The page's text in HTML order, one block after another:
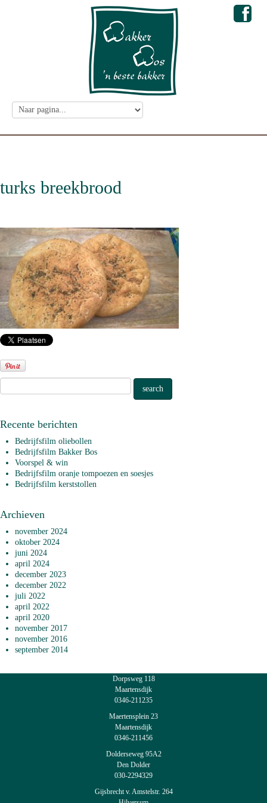
turks breekbrood
Recente berichten
Bedrijfsfilm oliebollen
Bedrijfsfilm Bakker Bos
Voorspel & win
Bedrijfsfilm oranje tompoezen en soesjes
Bedrijfsfilm kerststollen
Archieven
november 2024
oktober 2024
juni 2024
april 2024
december 2023
december 2022
juli 2022
april 2022
april 2020
november 2017
november 2016
september 2014
Dorpsweg 118
Maartensdijk
0346-211235
Maertensplein 23
Maartensdijk
0346-211456
Dolderseweg 95A2
Den Dolder
030-2294329
Gijsbrecht v. Amstelstr. 264